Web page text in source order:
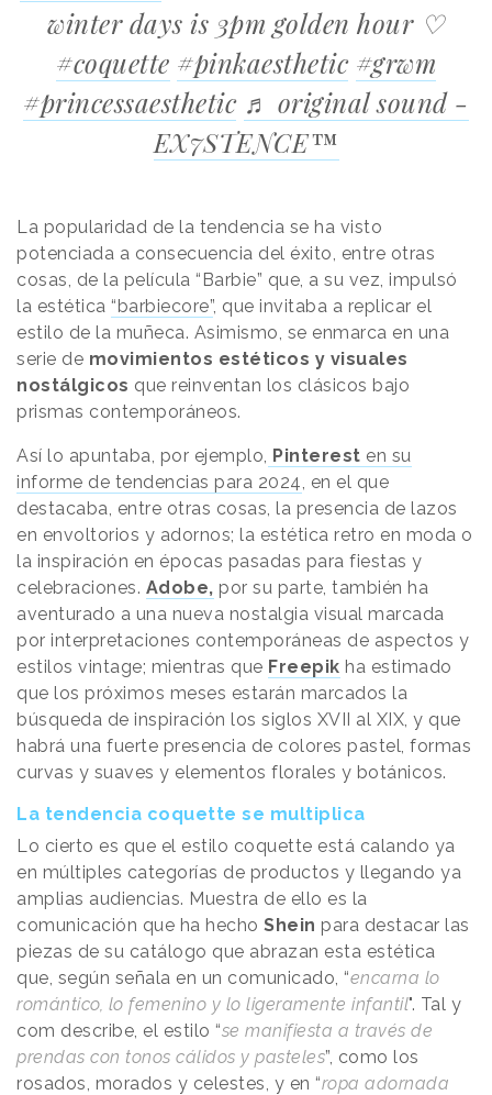
winter days is 3pm golden hour ♡
#coquette #pinkaesthetic #grwm
#princessaesthetic ♬ original sound -
EX7STENCE™
La popularidad de la tendencia se ha visto
potenciada a consecuencia del éxito, entre otras
cosas, de la película “Barbie” que, a su vez, impulsó
la estética “barbiecore”, que invitaba a replicar el
estilo de la muñeca. Asimismo, se enmarca en una
serie de movimientos estéticos y visuales
nostálgicos que reinventan los clásicos bajo
prismas contemporáneos.
Así lo apuntaba, por ejemplo, Pinterest en su
informe de tendencias para 2024, en el que
destacaba, entre otras cosas, la presencia de lazos
en envoltorios y adornos; la estética retro en moda o
la inspiración en épocas pasadas para fiestas y
celebraciones. Adobe, por su parte, también ha
aventurado a una nueva nostalgia visual marcada
por interpretaciones contemporáneas de aspectos y
estilos vintage; mientras que Freepik ha estimado
que los próximos meses estarán marcados la
búsqueda de inspiración los siglos XVII al XIX, y que
habrá una fuerte presencia de colores pastel, formas
curvas y suaves y elementos florales y botánicos.
La tendencia coquette se multiplica
Lo cierto es que el estilo coquette está calando ya
en múltiples categorías de productos y llegando ya
amplias audiencias. Muestra de ello es la
comunicación que ha hecho Shein para destacar las
piezas de su catálogo que abrazan esta estética
que, según señala en un comunicado, “encarna lo
romántico, lo femenino y lo ligeramente infantil". Tal y
com describe, el estilo “se manifiesta a través de
prendas con tonos cálidos y pasteles”, como los
rosados, morados y celestes, y en “ropa adornada